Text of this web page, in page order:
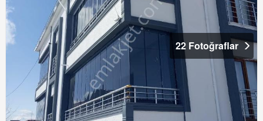
22 Fotoğraflar